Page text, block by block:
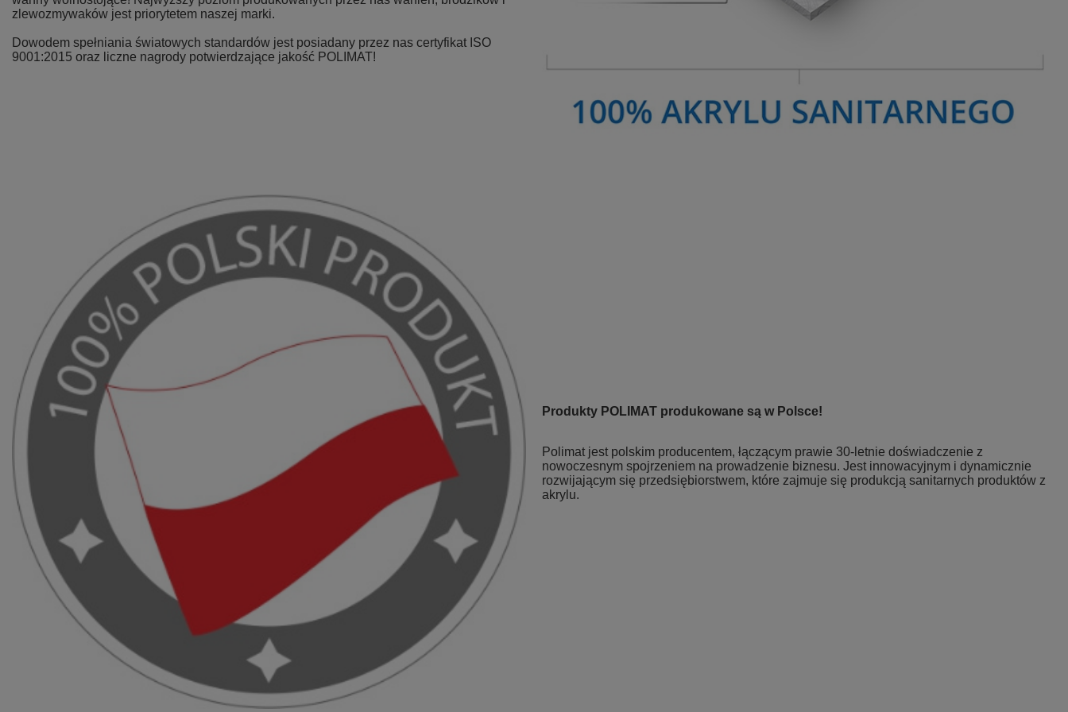
zlewozmywaków jest priorytetem naszej marki.
Dowodem spełniania światowych standardów jest posiadany przez nas certyfikat ISO
9001:2015 oraz liczne nagrody potwierdzające jakość POLIMAT!
Produkty POLIMAT produkowane są w Polsce!
Polimat jest polskim producentem, łączącym prawie 30-letnie doświadczenie z
nowoczesnym spojrzeniem na prowadzenie biznesu. Jest innowacyjnym i dynamicznie
rozwijającym się przedsiębiorstwem, które zajmuje się produkcją sanitarnych produktów z
akrylu.